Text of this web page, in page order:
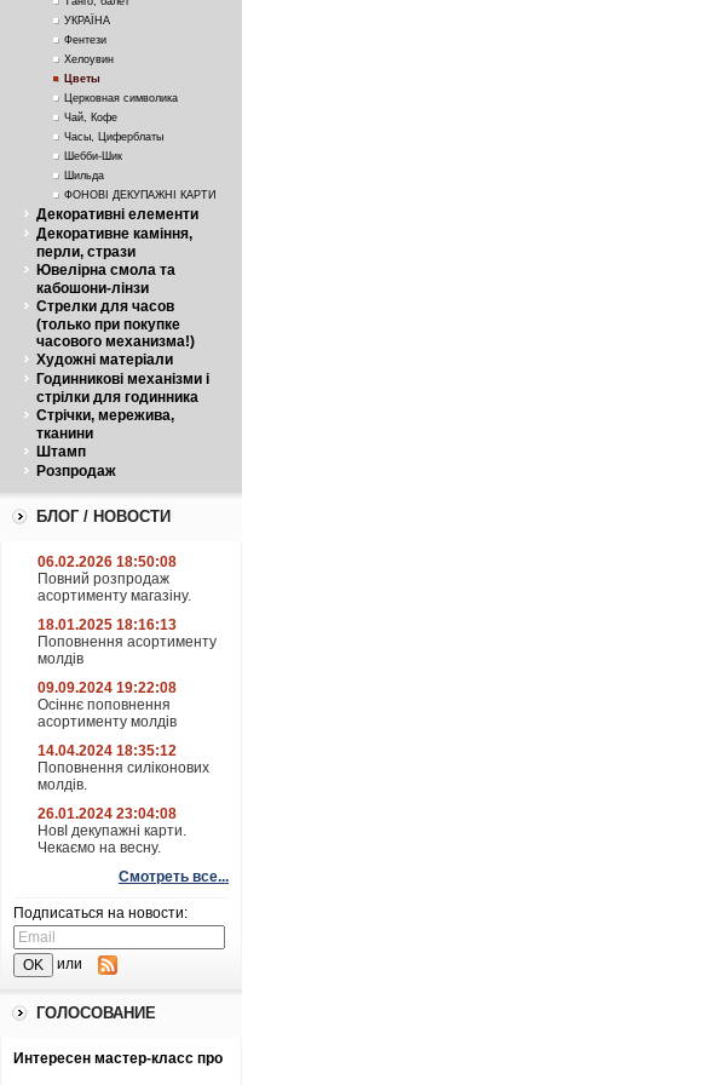
УКРАЇНА
Фентези
Хелоувин
Цветы
Церковная символика
Чай, Кофе
Часы, Циферблаты
Шебби-Шик
Шильда
ФОНОВІ ДЕКУПАЖНІ КАРТИ
Декоративні елементи
Декоративне каміння,
перли, стрази
Ювелірна смола та
кабошони-лінзи
Стрелки для часов
(только при покупке
часового механизма!)
Художні матеріали
Годинникові механізми і
стрілки для годинника
Стрічки, мережива,
тканини
Штамп
Розпродаж
БЛОГ / НОВОСТИ
06.02.2026 18:50:08
Повний розпродаж
асортименту магазіну.
18.01.2025 18:16:13
Поповнення асортименту
молдів
09.09.2024 19:22:08
Осіннє поповнення
асортименту молдів
14.04.2024 18:35:12
Поповнення силіконових
молдів.
26.01.2024 23:04:08
НовІ декупажні карти.
Чекаємо на весну.
Смотреть все...
Подписаться на новости:
или
ГОЛОСОВАНИЕ
Интересен мастер-класс про